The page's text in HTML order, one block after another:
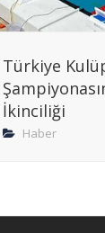
Türkiye
İkinciliği
Haber